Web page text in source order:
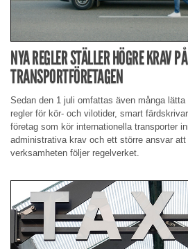
NYA REGLER STÄLLER HÖGRE KRAV PÅ
TRANSPORTFÖRETAGEN
Sedan den 1 juli omfattas även många
regler för kör- och vilotider, smart
företag som kör internationella transporter
administrativa krav och ett större ansvar
verksamheten följer regelverket.